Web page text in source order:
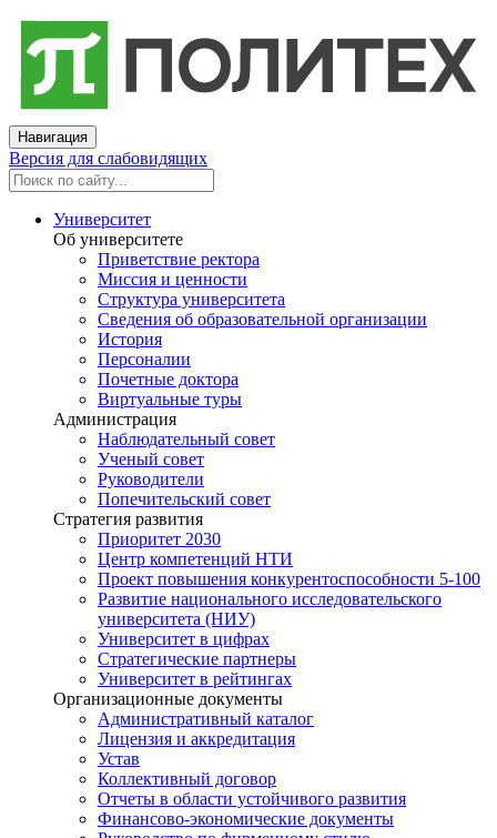
Навигация
Версия для слабовидящих
Университет
Об университете
Приветствие ректора
Миссия и ценности
Структура университета
Сведения об образовательной организации
История
Персоналии
Почетные доктора
Виртуальные туры
Администрация
Наблюдательный совет
Ученый совет
Руководители
Попечительский совет
Стратегия развития
Приоритет 2030
Центр компетенций НТИ
Проект повышения конкурентоспособности 5-100
Развитие национального исследовательского
университета (НИУ)
Университет в цифрах
Стратегические партнеры
Университет в рейтингах
Организационные документы
Административный каталог
Лицензия и аккредитация
Устав
Коллективный договор
Отчеты в области устойчивого развития
Финансово-экономические документы